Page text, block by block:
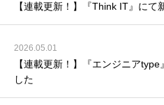
【連載更新！】『Think IT』に
2026.05.01
【連載更新！】『エンジニア
した